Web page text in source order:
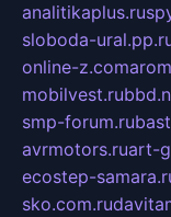
analitikaplus.ru
sloboda-
online-z.com
mobilvest.ru
smp-forum.ru
avrmotors.ruart-
ecostep-
sko.com.ru